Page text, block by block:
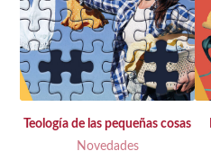
Teología de las pequeñas cosas
Novedades